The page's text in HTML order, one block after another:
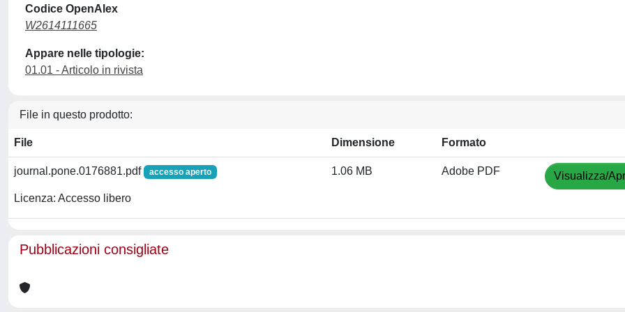
Codice OpenAlex
W2614111665
Appare nelle tipologie:
01.01 - Articolo in rivista
File in questo prodotto:
File Dimensione Formato
journal.pone.0176881.pdf accesso aperto
Licenza: Accesso libero
1.06 MB Adobe PDF Visualizza/
Pubblicazioni consigliate